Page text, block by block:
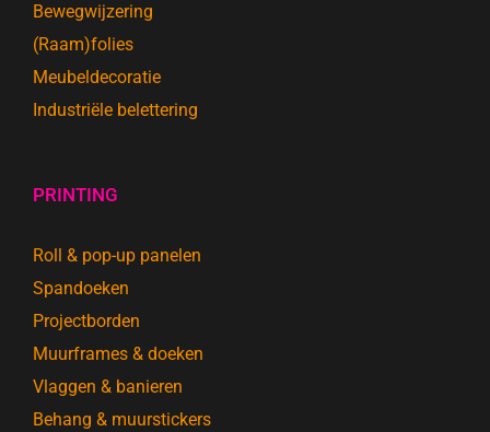
Bewegwijzering
(Raam)folies
Meubeldecoratie
Industriële belettering
PRINTING
Roll & pop-up panelen
Spandoeken
Projectborden
Muurframes & doeken
Vlaggen & banieren
Behang & muurstickers